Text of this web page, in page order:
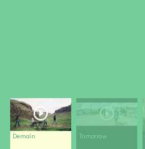
Demain Tomorrow
Kits de film
Login